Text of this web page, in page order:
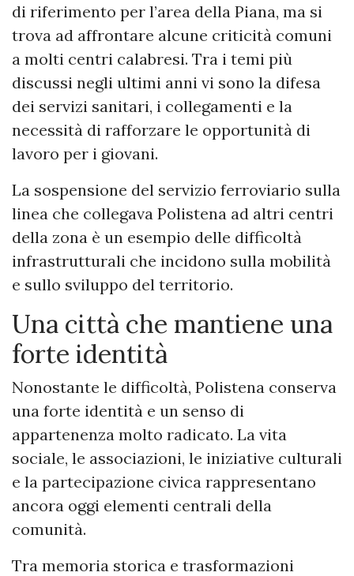
di riferimento per l’area della Piana, ma si
trova ad affrontare alcune criticità comuni
a molti centri calabresi. Tra i temi più
discussi negli ultimi anni vi sono la difesa
dei servizi sanitari, i collegamenti e la
necessità di rafforzare le opportunità di
lavoro per i giovani.
La sospensione del servizio ferroviario sulla
linea che collegava Polistena ad altri centri
della zona è un esempio delle difficoltà
infrastrutturali che incidono sulla mobilità
e sullo sviluppo del territorio.
Una città che mantiene una
forte identità
Nonostante le difficoltà, Polistena conserva
una forte identità e un senso di
appartenenza molto radicato. La vita
sociale, le associazioni, le iniziative culturali
e la partecipazione civica rappresentano
ancora oggi elementi centrali della
comunità.
Tra memoria storica e trasformazioni